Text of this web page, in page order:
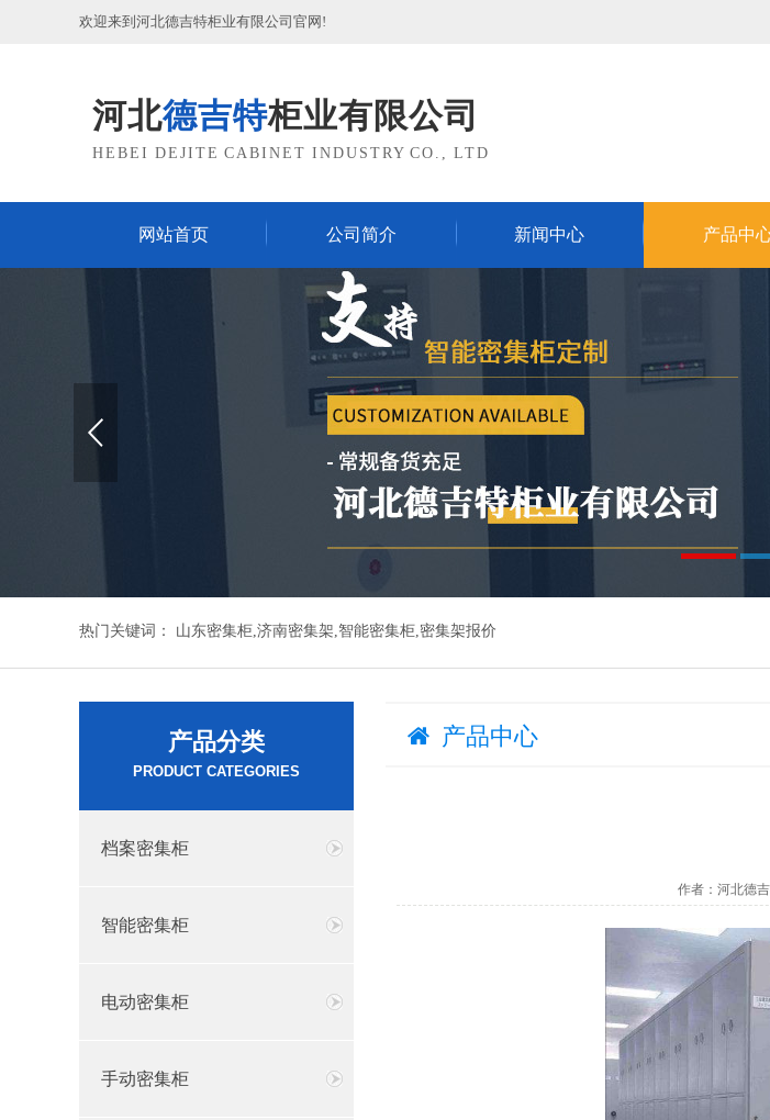
欢迎来到河北德吉特柜业有限公司官网!
河北德吉特柜业有限公司
HEBEI DEJITE CABINET INDUSTRY CO., LTD
网站首页 公司简介 新闻中心 产品中
热门关键词： 山东密集柜,济南密集架,智能密集柜,密集架报价
产品中心
作者：河北德
产品分类
PRODUCT CATEGORIES
档案密集柜
智能密集柜
电动密集柜
手动密集柜